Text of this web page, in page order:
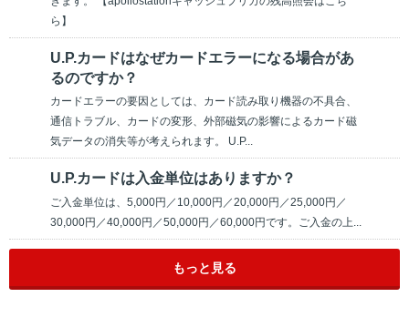
ら】
U.P.カードはなぜカードエラーになる場合があ
るのですか？
カードエラーの要因としては、カード読み取り機器の不具合、
通信トラブル、カードの変形、外部磁気の影響によるカード磁
気データの消失等が考えられます。 U.P...
U.P.カードは入金単位はありますか？
ご入金単位は、5,000円／10,000円／20,000円／25,000円／
30,000円／40,000円／50,000円／60,000円です。ご入金の上...
もっと見る